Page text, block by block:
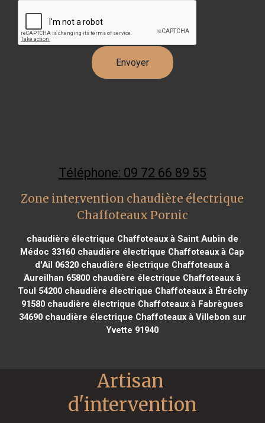
Téléphone: 09 72 66 89 55
Zone intervention chaudière électrique
Chaffoteaux Pornic
chaudière électrique Chaffoteaux à Saint Aubin de
Médoc 33160 chaudière électrique Chaffoteaux à Cap
d'Ail 06320 chaudière électrique Chaffoteaux à
Aureilhan 65800 chaudière électrique Chaffoteaux à
Toul 54200chaudière électrique Chaffoteaux à Étréchy
91580 chaudière électrique Chaffoteaux à Fabrègues
34690chaudière électrique Chaffoteaux à Villebon sur
Yvette 91940
Artisan
d'intervention